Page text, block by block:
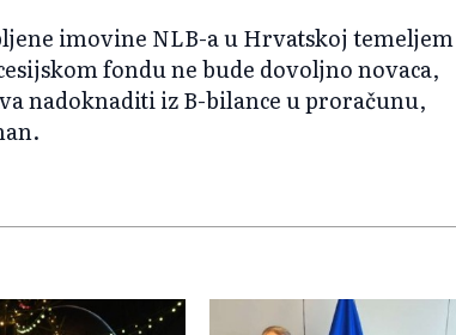
imovine NLB-a u Hrvatskoj temeljem
fondu ne bude dovoljno novaca,
nadoknaditi iz B-bilance u proračunu,